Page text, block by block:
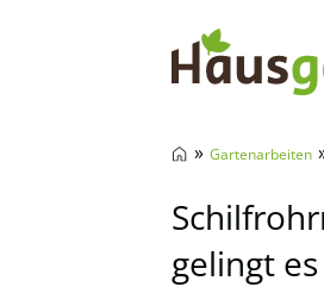
» Gartenarbeiten
gelingt es